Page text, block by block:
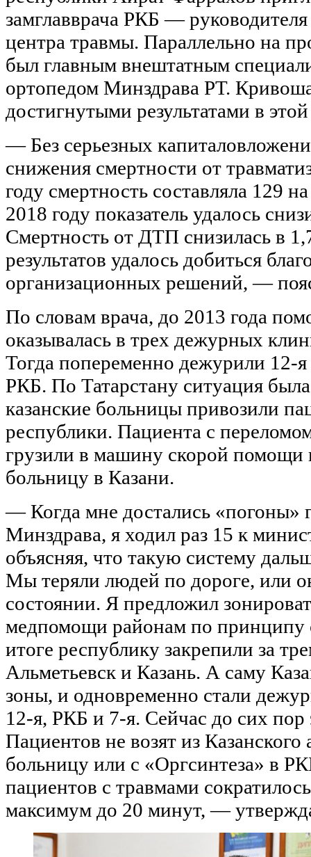
замглавврача РКБ —
центра травмы. Параллельно на
был главным внештатным
ортопедом Минздрава РТ.
достигнутыми результатами в
— Без серьезных
снижения смертности от
году смертность составляла 129
2018 году показатель удалось
Смертность от ДТП снизилась в
результатов удалось добиться
организационных решений, —
По словам врача, до 2013 года
оказывалась в трех дежурных
Тогда попеременно дежурили
РКБ. По Татарстану ситуация
казанские больницы привозили
республики. Пациента с
грузили в машину скорой помощи
больницу в Казани.
— Когда мне достались «погоны»
Минздрава, я ходил раз 15 к
объясняя, что такую систему
Мы теряли людей по дороге, или
состоянии. Я предложил
медпомощи районам по принципу
итоге республику закрепили за
Альметьевск и Казань. А саму
зоны, и одновременно стали
12-я, РКБ и 7-я. Сейчас до сих пор
Пациентов не возят из
больницу или с «Оргсинтеза» в
пациентов с травмами
максимум до 20 минут, —